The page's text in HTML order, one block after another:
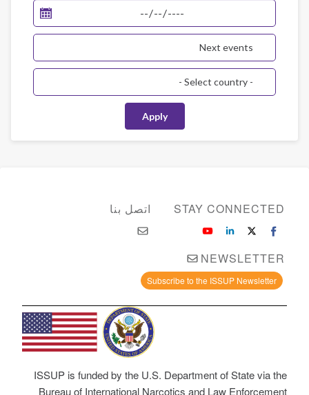
اتصل بنا STAY CONNECTED
NEWSLETTER
Subscribe to the ISSUP Newsletter
ISSUP is funded by the U.S. Department of State via the
Bureau of International Narcotics and Law Enforcement